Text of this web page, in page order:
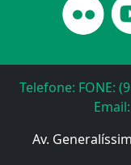
Telefone: FONE:
Av.